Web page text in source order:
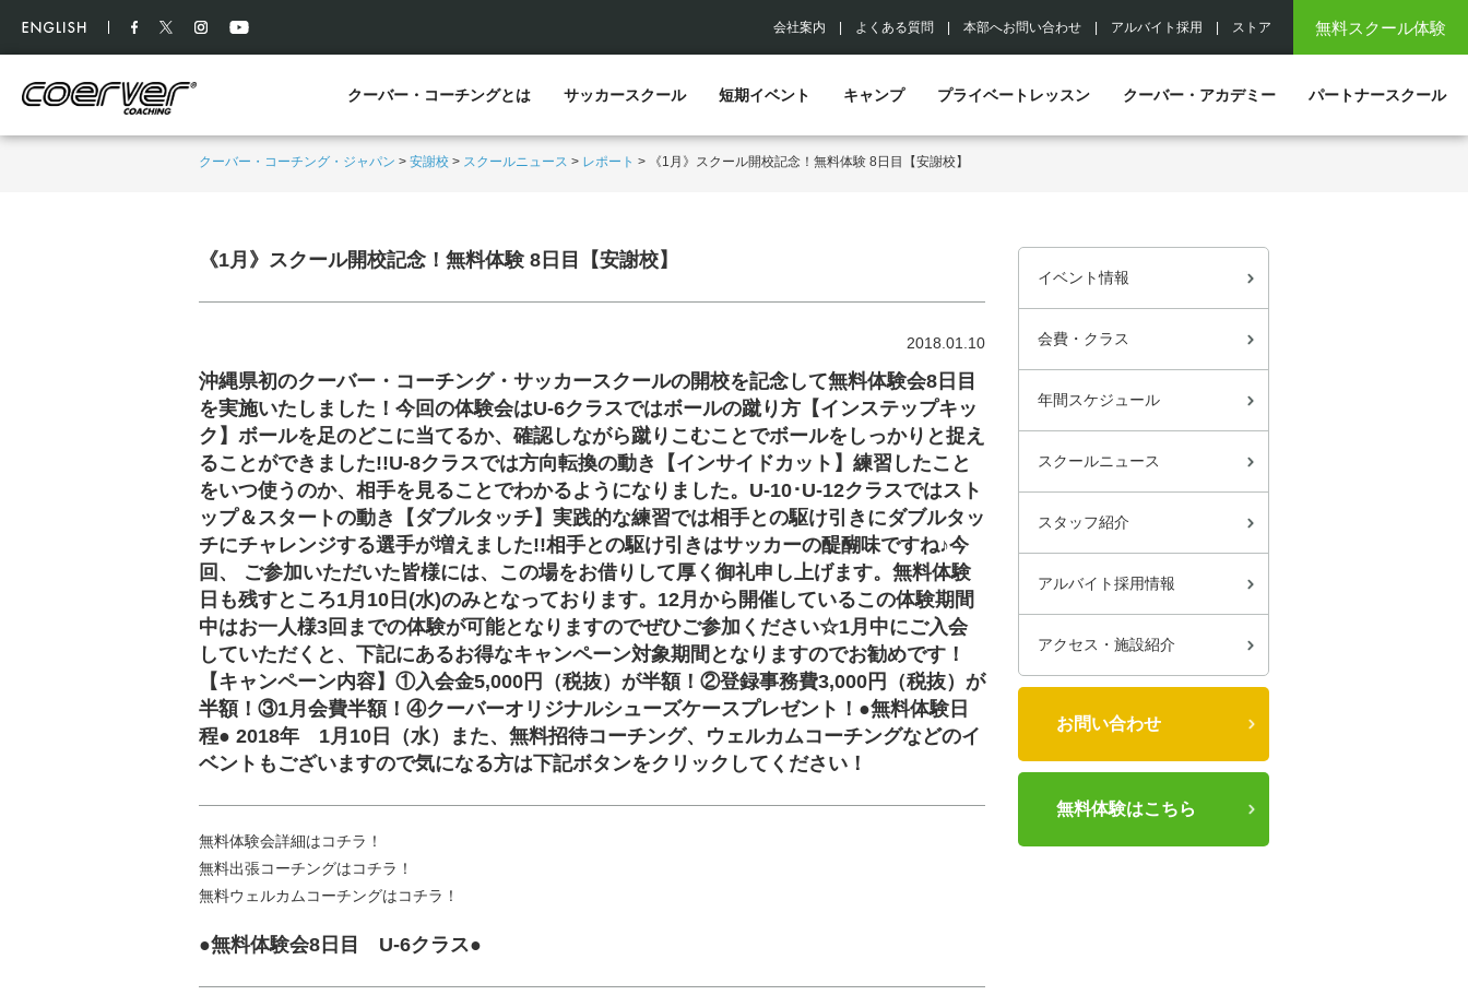
無料スクール体験
会社案内 よくある質問 本部へお問い合わせ アルバイト採用 ストア
クーバー・コーチングとは サッカースクール 短期イベント キャンプ プライベートレッスン クーバー・アカデミー パートナースクール
クーバー・コーチング・ジャパン > 安謝校 > スクールニュース > レポート > 《1月》スクール開校記念！無料体験 8日目【安謝校】
《1月》スクール開校記念！無料体験 8日目【安謝校】
2018.01.10
沖縄県初のクーバー・コーチング・サッカースクールの開校を記念して無料体験会8日目
を実施いたしました！今回の体験会はU-6クラスではボールの蹴り方【インステップキッ
ク】ボールを足のどこに当てるか、確認しながら蹴りこむことでボールをしっかりと捉え
ることができました!!U-8クラスでは方向転換の動き【インサイドカット】練習したこと
をいつ使うのか、相手を見ることでわかるようになりました。U-10･U-12クラスではスト
ップ＆スタートの動き【ダブルタッチ】実践的な練習では相手との駆け引きにダブルタッ
チにチャレンジする選手が増えました!!相手との駆け引きはサッカーの醍醐味ですね♪今
回、 ご参加いただいた皆様には、この場をお借りして厚く御礼申し上げます。無料体験
日も残すところ1月10日(水)のみとなっております。12月から開催しているこの体験期間
中はお一人様3回までの体験が可能となりますのでぜひご参加ください☆1月中にご入会
していただくと、下記にあるお得なキャンペーン対象期間となりますのでお勧めです！
【キャンペーン内容】①入会金5,000円（税抜）が半額！②登録事務費3,000円（税抜）が
半額！③1月会費半額！④クーバーオリジナルシューズケースプレゼント！●無料体験日
程● 2018年 1月10日（水）また、無料招待コーチング、ウェルカムコーチングなどのイ
ベントもございますので気になる方は下記ボタンをクリックしてください！
無料体験会詳細はコチラ！
無料出張コーチングはコチラ！
無料ウェルカムコーチングはコチラ！
●無料体験会8日目 U-6クラス●
イベント情報
会費・クラス
年間スケジュール
スクールニュース
スタッフ紹介
アルバイト採用情報
アクセス・施設紹介
お問い合わせ
無料体験はこちら